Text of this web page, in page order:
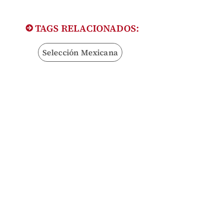
TAGS RELACIONADOS:
Selección Mexicana